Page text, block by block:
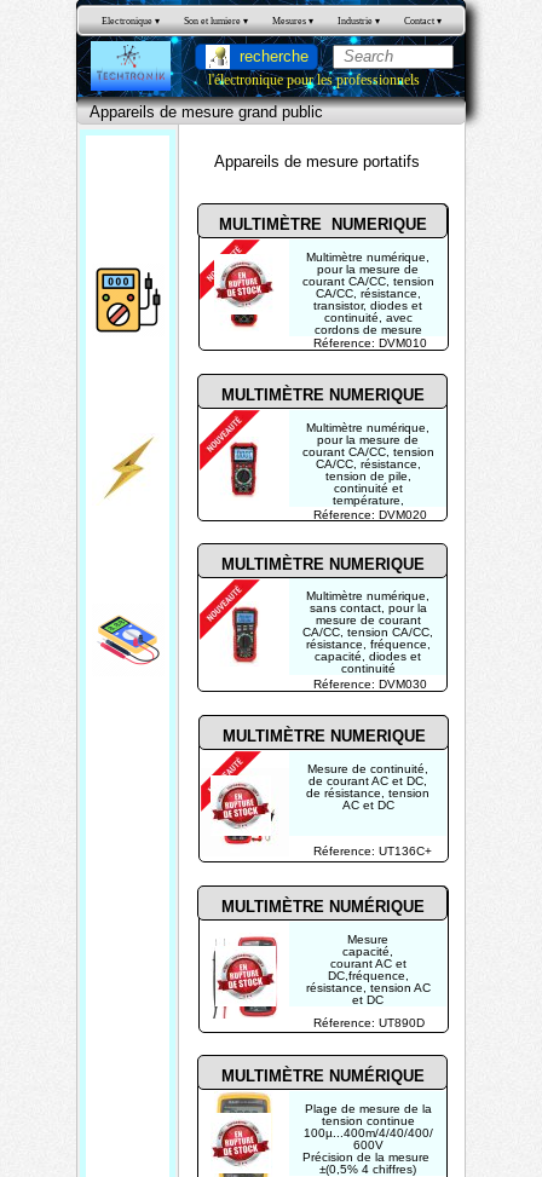
Electronique ▾ Son et lumiere ▾ Mesures ▾ Industrie ▾ Contact ▾
recherche
l'électronique pour les professionnels
Appareils de mesure portatifs
Appareils de mesure grand public
Réference: DVM010
Multimètre numérique,
pour la mesure de
courant CA/CC, tension
CA/CC, résistance,
transistor, diodes et
continuité, avec
cordons de mesure
Réference: DVM020
Réference: UT136C+
MULTIMÈTRE NUMERIQUE
MULTIMÈTRE NUMERIQUE
MULTIMÈTRE NUMERIQUE
Mesure de continuité,
de courant AC et DC,
de résistance, tension
AC et DC
Multimètre numérique,
pour la mesure de
courant CA/CC, tension
CA/CC, résistance,
tension de pile,
continuité et
température,
Plage de mesure de la
tension continue
100µ...400m/4/40/400/
600V
Précision de la mesure
±(0,5% 4 chiffres)
MULTIMÈTRE NUMÉRIQUE
App
areil
gran
MULTIMÈTRE NUMERIQUE
Réference: DVM030
Multimètre numérique,
sans contact, pour la
mesure de courant
CA/CC, tension CA/CC,
résistance, fréquence,
capacité, diodes et
continuité
Réference: UT890D
Mesure
capacité,
courant AC et
DC,fréquence,
résistance, tension AC
et DC
MULTIMÈTRE NUMÉRIQUE